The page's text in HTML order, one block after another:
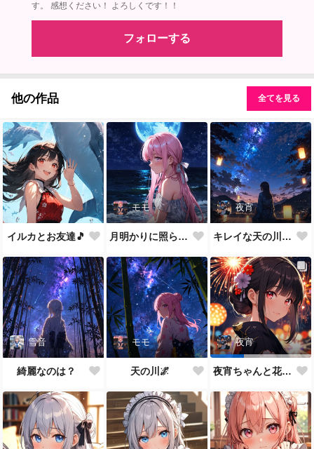
す。 感想ください！ よろしくです！！
フォローする
他の作品 全てを見る
イルカとお友達🎵
モモ
月明かりに照らされて🎵
夜宵
キレイな天の川が一面に…
雪音
綺麗なのは？
モモ
天の川🌌
夜宵
夜宵ちゃんと花火大会